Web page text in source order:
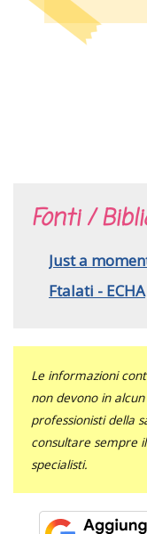
Fonti /
Just a
Ftalati - ECHA
Le informazioni
non devono in
professionisti della
consultare sempre
specialisti.